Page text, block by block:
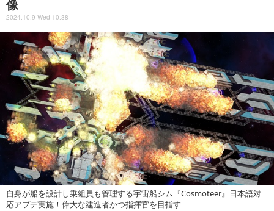
像
2024.10.9 Wed 10:38
自身が船を設計し乗組員も管理する宇宙船シム『Cosmoteer』日本語対
応アプデ実施！偉大な建造者かつ指揮官を目指す